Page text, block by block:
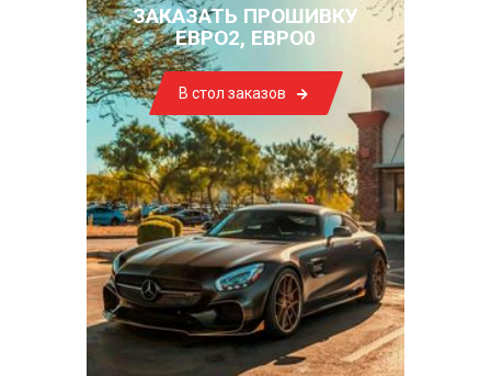
ЗАКАЗАТЬ ПРОШИВКУ
ЕВРО2, ЕВРО0
В стол заказов